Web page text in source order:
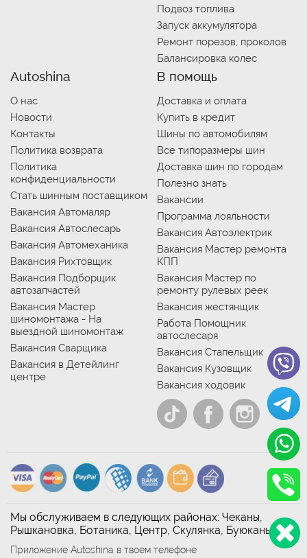
Подвоз топлива
Запуск аккумулятора
Ремонт порезов, проколов
Балансировка колес
Autoshina
О нас
Новости
Контакты
Политика возврата
Политика
конфиденциальности
Стать шинным поставщиком
Вакансия Автомаляр
Вакансия Автослесарь
Вакансия Автомеханика
Вакансия Рихтовщик
Вакансия Подборщик
автозапчастей
Вакансия Мастер
шиномонтажа - На
выездной шиномонтаж
Вакансия Сварщика
Вакансия в Детейлинг
центре
В помощь
Доставка и оплата
Купить в кредит
Шины по автомобилям
Все типоразмеры шин
Доставка шин по городам
Полезно знать
Вакансии
Программа лояльности
Вакансия Автоэлектрик
Вакансия Мастер ремонта
КПП
Вакансия Мастер по
ремонту рулевых реек
Вакансия жестянщик
Работа Помощник
автослесаря
Вакансия Стапельщик
Вакансия Кузовщик
Вакансия ходовик
Мы обслуживаем в следующих районах: Чеканы,
Рышкановка, Ботаника, Центр, Скулянка, Буюканы
Приложение Autoshina в твоем телефоне